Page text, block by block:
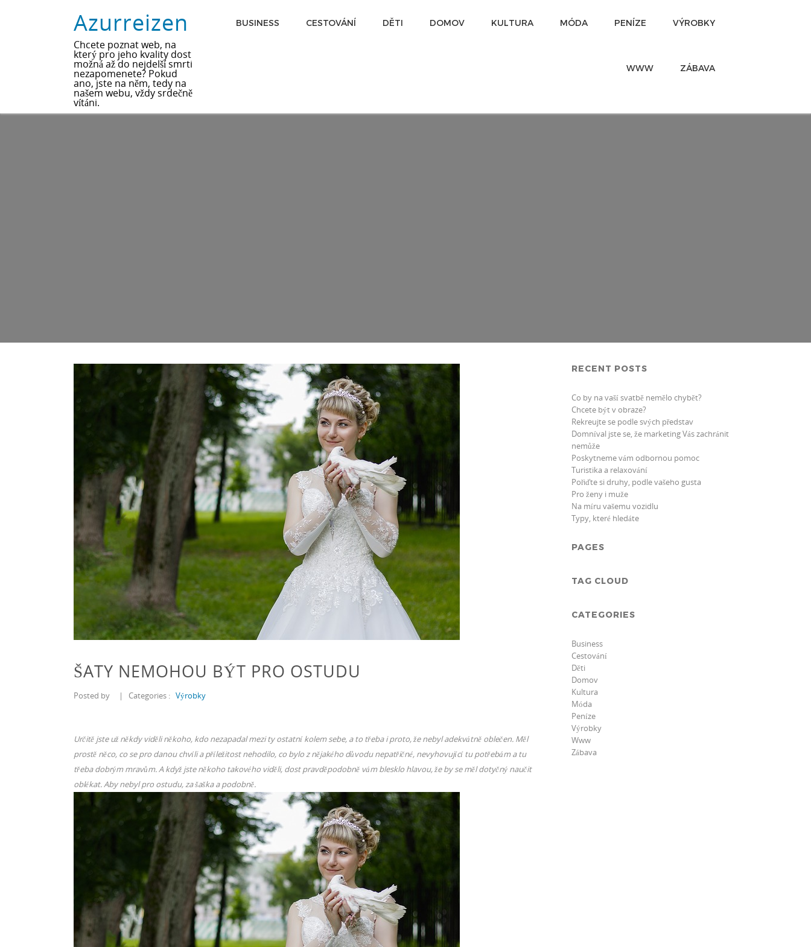
Azurreizen
Chcete poznat web, na
který pro jeho kvality dost
možná až do nejdelší smrti
nezapomenete? Pokud
ano, jste na něm, tedy na
našem webu, vždy srdečně
vítáni.
BUSINESS CESTOVÁNÍ DĚTI DOMOV KULTURA MÓDA PENÍZE VÝROBKY
WWW ZÁBAVA
ŠATY NEMOHOU BÝT PRO OSTUDU
Posted by | Categories : Výrobky
Určitě jste už někdy viděli někoho, kdo nezapadal mezi ty ostatní kolem sebe, a to třeba i proto, že nebyl adekvátně oblečen. Měl
prostě něco, co se pro danou chvíli a příležitost nehodilo, co bylo z nějakého důvodu nepatřičné, nevyhovující tu potřebám a tu
třeba dobrým mravům. A když jste někoho takového viděli, dost pravděpodobně vám blesklo hlavou, že by se měl dotyčný naučit
oblékat. Aby nebyl pro ostudu, za šaška a podobně.
RECENT POSTS
Co by na vaší svatbě nemělo chybět?
Chcete být v obraze?
Rekreujte se podle svých představ
Domníval jste se, že marketing Vás zachránit
nemůže
Poskytneme vám odbornou pomoc
Turistika a relaxování
Pořiďte si druhy, podle vašeho gusta
Pro ženy i muže
Na míru vašemu vozidlu
Typy, které hledáte
PAGES
TAG CLOUD
CATEGORIES
Business
Cestování
Děti
Domov
Kultura
Móda
Peníze
Výrobky
Www
Zábava